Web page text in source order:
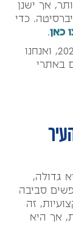
אך ישנן
כדי
כאן.
המידע במאמר נכון לשנת הלימודים 2025/2026, ואנחנו
באתרי
גדולה,
סביבה
זה
אך היא